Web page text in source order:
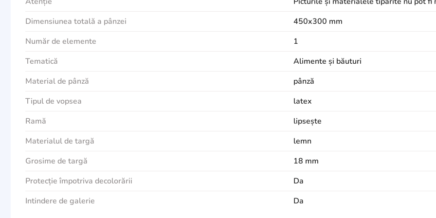
Dimensiunea totală a pânzei
450x300 mm
Număr de elemente
1
Tematică
Alimente și băuturi
Material de pânză
pânză
Tipul de vopsea
latex
Ramă
lipsește
Materialul de targă
lemn
Grosime de targă
18 mm
Protecție împotriva decolorării
Da
Intindere de galerie
Da